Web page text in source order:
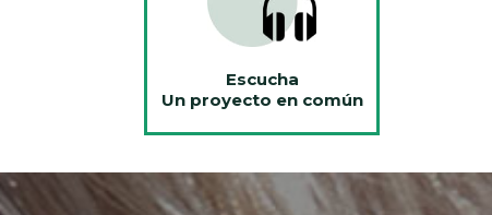
Escucha
Un proyecto en común